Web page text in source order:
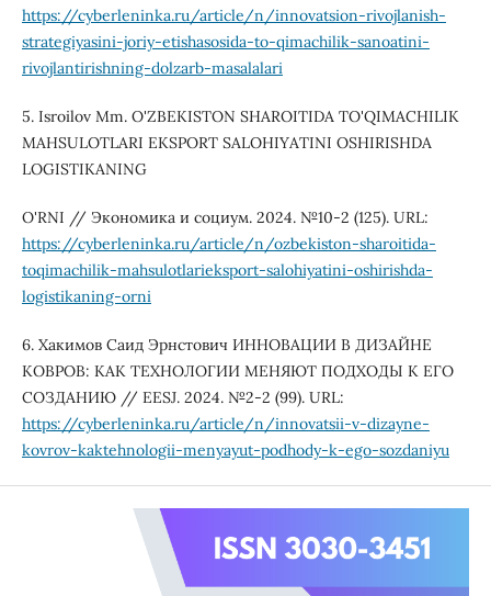
https://cyberleninka.ru/article/n/innovatsion-rivojlanish-
strategiyasini-joriy-etishasosida-to-qimachilik-sanoatini-
rivojlantirishning-dolzarb-masalalari
5. Isroilov Mm. O'ZBEKISTON SHAROITIDA TO'QIMACHILIK
MAHSULOTLARI EKSPORT SALOHIYATINI OSHIRISHDA
LOGISTIKANING
O'RNI // Экономика и социум. 2024. №10-2 (125). URL:
https://cyberleninka.ru/article/n/ozbekiston-sharoitida-
toqimachilik-mahsulotlarieksport-salohiyatini-oshirishda-
logistikaning-orni
6. Хакимов Саид Эрнстович ИННОВАЦИИ В ДИЗАЙНЕ
КОВРОВ: КАК ТЕХНОЛОГИИ МЕНЯЮТ ПОДХОДЫ К ЕГО
СОЗДАНИЮ // EESJ. 2024. №2-2 (99). URL:
https://cyberleninka.ru/article/n/innovatsii-v-dizayne-
kovrov-kaktehnologii-menyayut-podhody-k-ego-sozdaniyu